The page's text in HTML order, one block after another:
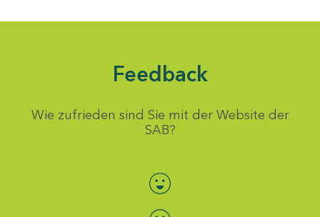
Feedback
Wie zufrieden sind Sie mit der Website der
SAB?
Bewertung auswählen